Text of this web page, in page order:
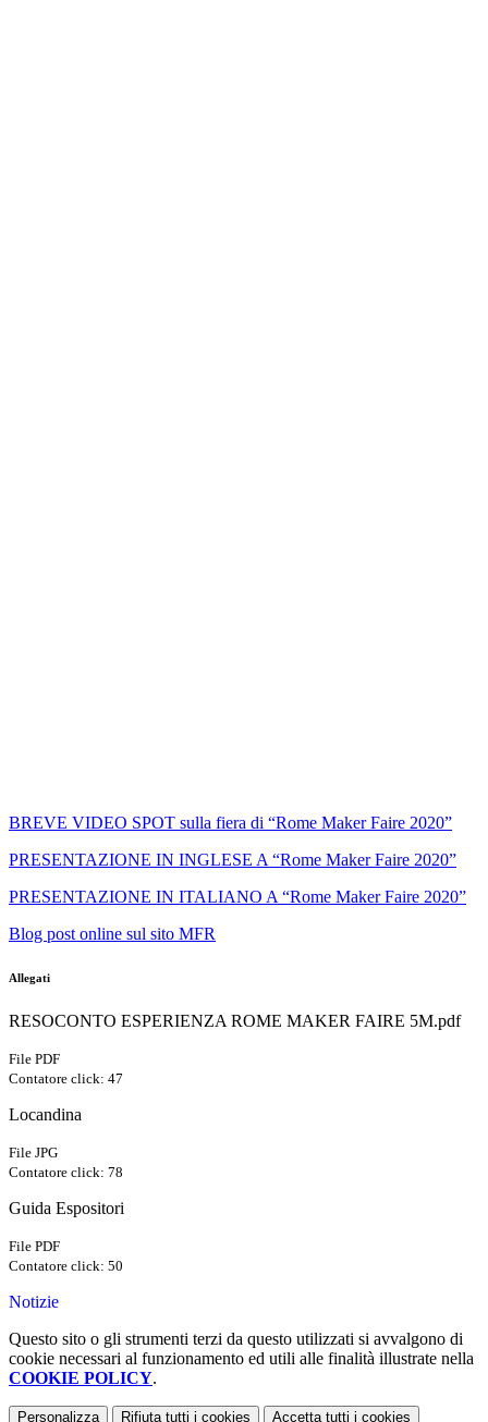
BREVE VIDEO SPOT sulla fiera di “Rome Maker Faire 2020”
PRESENTAZIONE IN INGLESE A “Rome Maker Faire 2020”
PRESENTAZIONE IN ITALIANO A “Rome Maker Faire 2020”
Blog post online sul sito MFR
Allegati
RESOCONTO ESPERIENZA ROME MAKER FAIRE 5M.pdf
File PDF
Contatore click: 47
Locandina
File JPG
Contatore click: 78
Guida Espositori
File PDF
Contatore click: 50
Notizie
Questo sito o gli strumenti terzi da questo utilizzati si avvalgono di
cookie necessari al funzionamento ed utili alle finalità illustrate nella
COOKIE POLICY.
Personalizza Rifiuta tutti i cookies Accetta tutti i cookies